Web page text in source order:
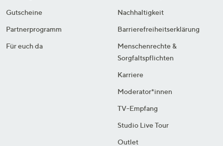
Gutscheine
Partnerprogramm
Für euch da
Nachhaltigkeit
Barrierefreiheitserklärung
Menschenrechte &
Sorgfaltspflichten
Karriere
Moderator*innen
TV-Empfang
Studio Live Tour
Outlet